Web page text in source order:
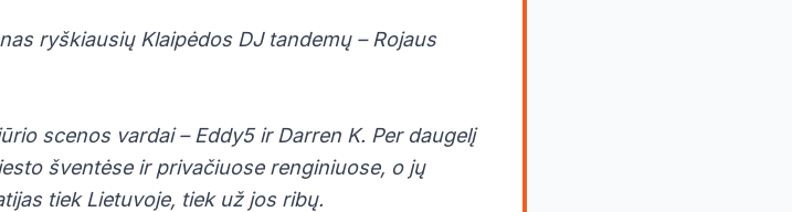
ryškiausių Klaipėdos DJ tandemų – Rojaus
scenos vardai – Eddy5 ir Darren K. Per daugelį
šventėse ir privačiuose renginiuose, o jų
tiek Lietuvoje, tiek už jos ribų.